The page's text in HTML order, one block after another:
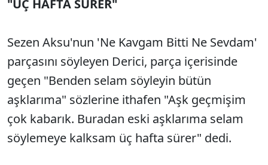
"ÜÇ HAFTA SÜRER"
Sezen Aksu'nun 'Ne Kavgam Bitti Ne Sevdam'
parçasını söyleyen Derici, parça içerisinde
geçen "Benden selam söyleyin bütün
aşklarıma" sözlerine ithafen "Aşk geçmişim
çok kabarık. Buradan eski aşklarıma selam
söylemeye kalksam üç hafta sürer" dedi.